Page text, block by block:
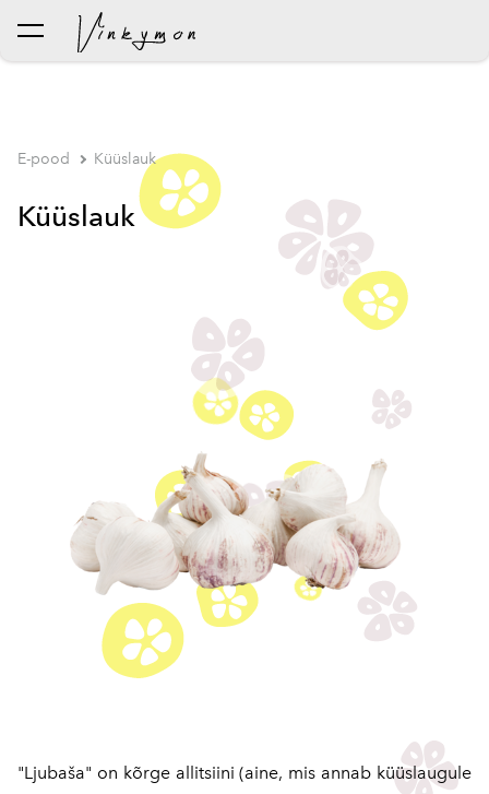
lisati ostukorvi.
E-pood Küüslauk
Küüslauk
"Ljubaša" on kõrge allitsiini (aine, mis annab küüslaugule